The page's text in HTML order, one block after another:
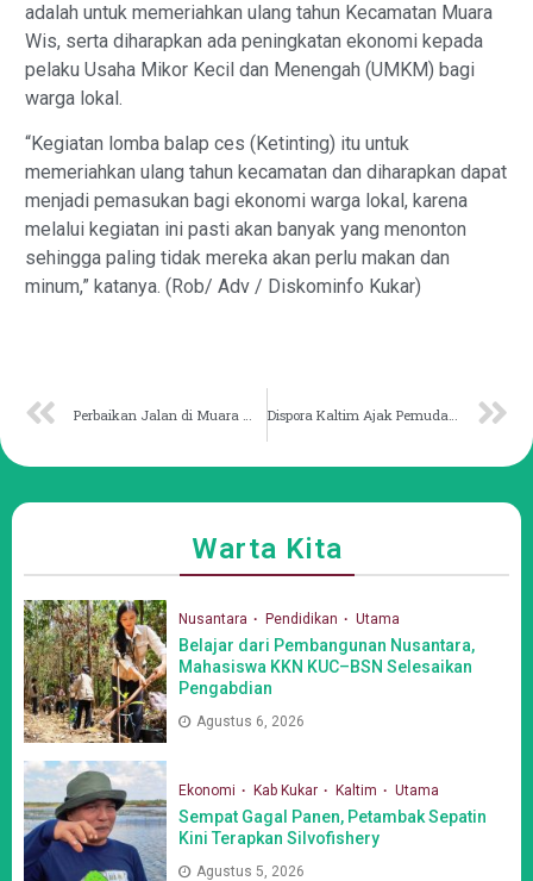
adalah untuk memeriahkan ulang tahun Kecamatan Muara
Wis, serta diharapkan ada peningkatan ekonomi kepada
pelaku Usaha Mikor Kecil dan Menengah (UMKM) bagi
warga lokal.
“Kegiatan lomba balap ces (Ketinting) itu untuk
memeriahkan ulang tahun kecamatan dan diharapkan dapat
menjadi pemasukan bagi ekonomi warga lokal, karena
melalui kegiatan ini pasti akan banyak yang menonton
sehingga paling tidak mereka akan perlu makan dan
minum,” katanya. (Rob/ Adv / Diskominfo Kukar)
Warta Kita
Nusantara Pendidikan Utama
Belajar dari Pembangunan Nusantara,
Mahasiswa KKN KUC–BSN Selesaikan
Pengabdian
Agustus 6, 2026
Ekonomi Kab Kukar Kaltim Utama
Sempat Gagal Panen, Petambak Sepatin
Kini Terapkan Silvofishery
Agustus 5, 2026